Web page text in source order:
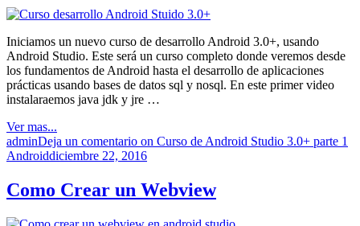
Iniciamos un nuevo curso de desarrollo Android 3.0+, usando
Android Studio. Este será un curso completo donde veremos desde
los fundamentos de Android hasta el desarrollo de aplicaciones
prácticas usando bases de datos sql y nosql. En este primer video
instalaraemos java jdk y jre …
Ver mas...
adminDeja un comentario on Curso de Android Studio 3.0+ parte 1
Androiddiciembre 22, 2016
Como Crear un Webview